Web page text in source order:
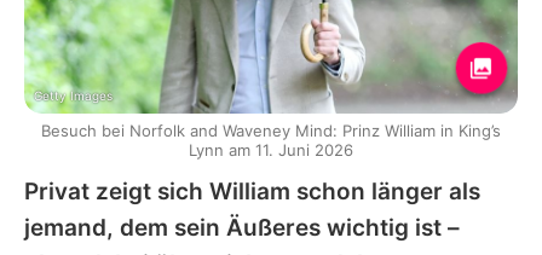
Privat zeigt sich William schon länger als
jemand, dem sein Äußeres wichtig ist –
Getty Images
Besuch bei Norfolk and Waveney Mind: Prinz William in King’s
Lynn am 11. Juni 2026